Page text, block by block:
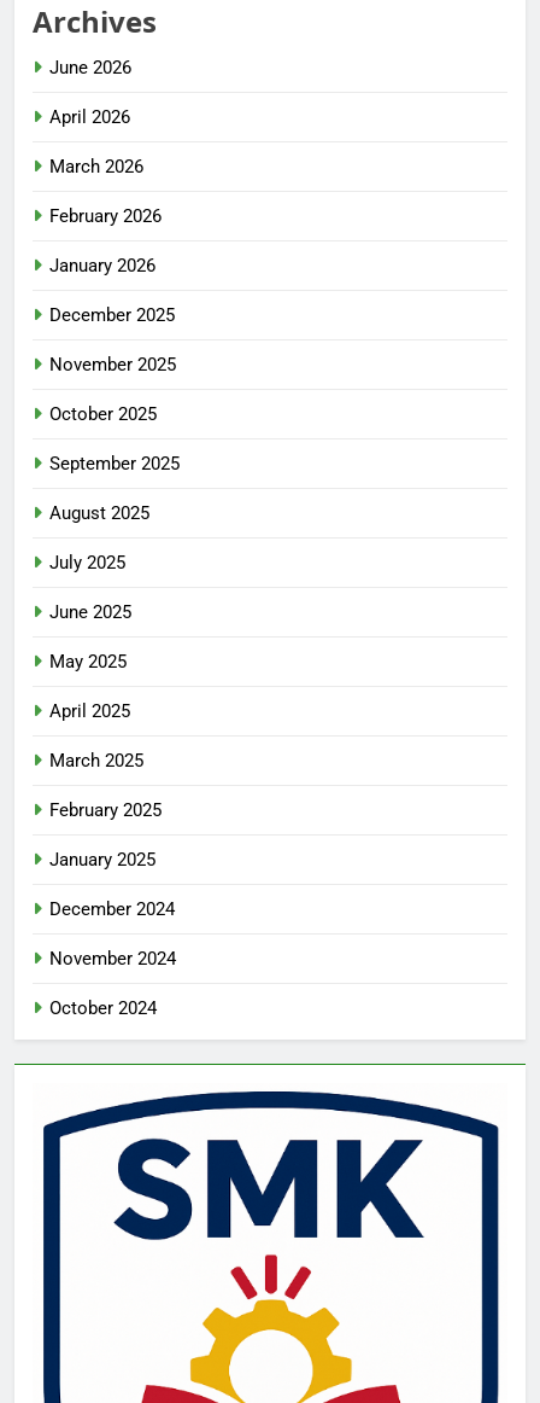
Archives
June 2026
April 2026
March 2026
February 2026
January 2026
December 2025
November 2025
October 2025
September 2025
August 2025
July 2025
June 2025
May 2025
April 2025
March 2025
February 2025
January 2025
December 2024
November 2024
October 2024